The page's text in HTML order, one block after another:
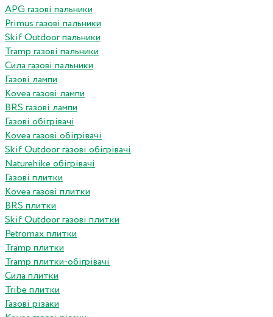
APG газові пальники
Primus газові пальники
Skif Outdoor пальники
Tramp газові пальники
Сила газові пальники
Газові лампи
Kovea газові лампи
BRS газові лампи
Газові обігрівачі
Kovea газові обігрівачі
Skif Outdoor газові обігрівачі
Naturehike обігрівачі
Газові плитки
Kovea газові плитки
BRS плитки
Skif Outdoor газові плитки
Petromax плитки
Tramp плитки
Tramp плитки-обігрівачі
Сила плитки
Tribe плитки
Газові різаки